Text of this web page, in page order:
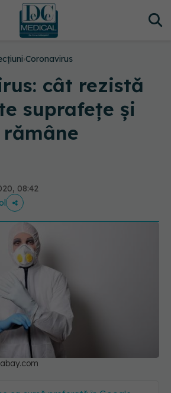
›Coronavirus
cât rezistă
suprafețe și
08:42